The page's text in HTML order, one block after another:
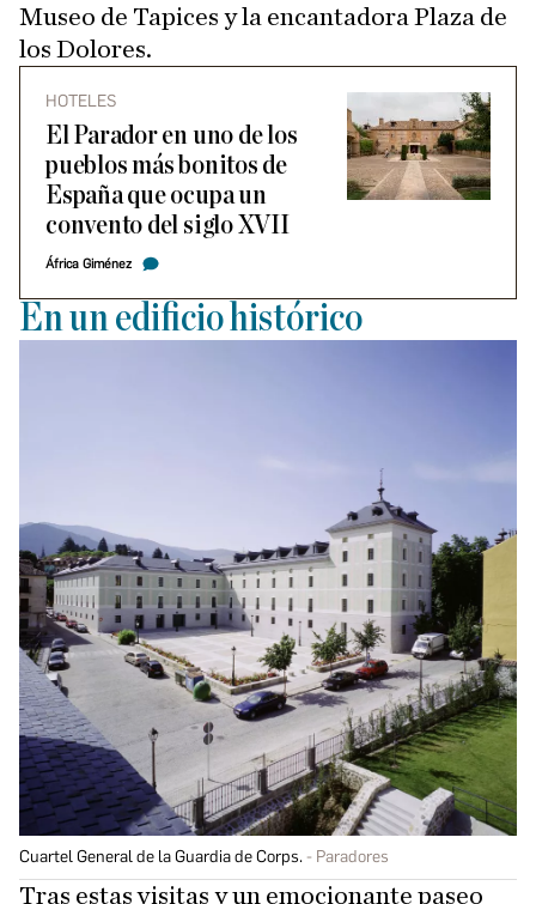
Museo de Tapices y la encantadora Plaza de
los Dolores.
HOTELES
El Parador en uno de los
pueblos más bonitos de
España que ocupa un
convento del siglo XVII
África Giménez
En un edificio histórico
Cuartel General de la Guardia de Corps. Paradores
Tras estas visitas y un emocionante paseo